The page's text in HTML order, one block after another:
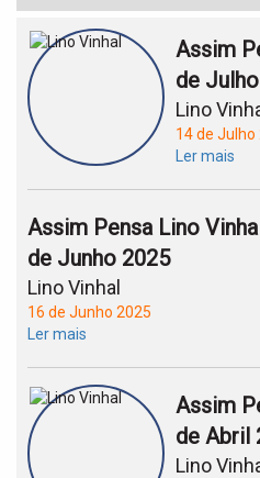
Assim
de
Lino
14 de Julho
Ler mais
Assim Pensa Lino
de Junho 2025
Lino Vinhal
16 de Junho 2025
Ler mais
Assim
de Abril
Lino